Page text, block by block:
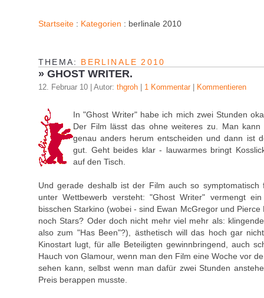
Startseite : Kategorien : berlinale 2010
THEMA: BERLINALE 2010
» GHOST WRITER.
12. Februar 10 | Autor: thgroh 1 Kommentar| Kommentieren
In "Ghost Writer" habe ich mich zwei Stunden
Der Film lässt das ohne weiteres zu. Man
genau anders herum entscheiden und dann ist
gut. Geht beides klar - lauwarmes bringt
auf den Tisch.
Und gerade deshalb ist der Film auch so symptomatisch
unter Wettbewerb versteht: "Ghost Writer" vermengt
bisschen Starkino (wobei - sind Ewan McGregor und Pierce
noch Stars? Oder doch nicht mehr viel mehr als:
also zum "Has Been"?), ästhetisch will das hoch gar
Kinostart lugt, für alle Beteiligten gewinnbringend, auch
Hauch von Glamour, wenn man den Film eine Woche vor
sehen kann, selbst wenn man dafür zwei Stunden
Preis berappen musste.